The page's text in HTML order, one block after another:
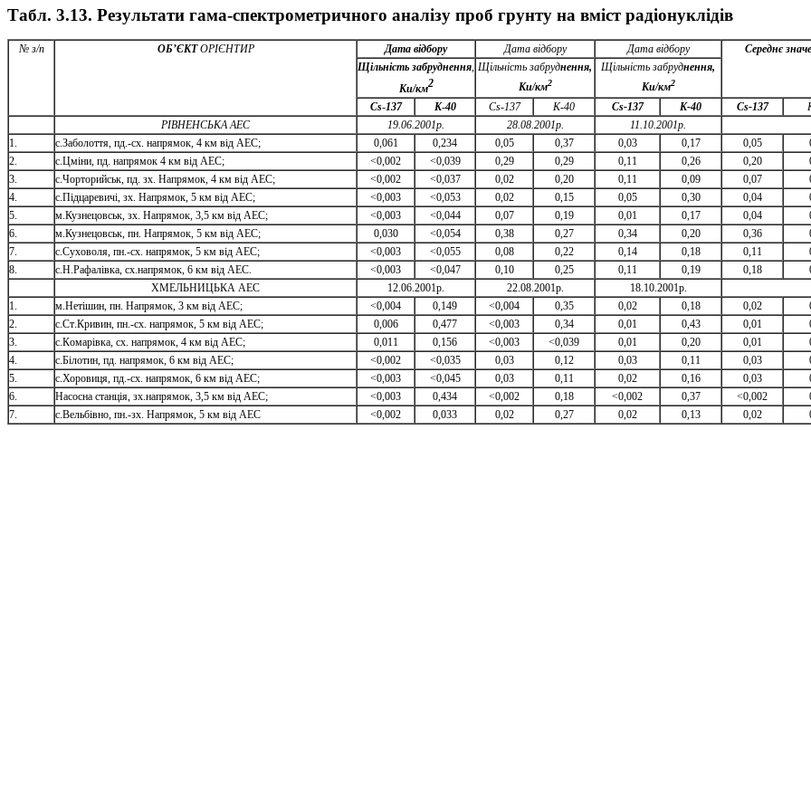
Табл. 3.13. Результати гама-спектрометричного аналізу проб грунту на вміст радіонуклідів
№ з/п ОБ’ЄКТОРІЄНТИР Дата відбору Дата відбору Дата відбору
Середнє
Щільність забруднення,
Кu/км2
Щільність забруднення,
Кu/км2
Щільність забруднення,
Кu/км2
Сs-137 K-40 Cs-137 K-40 Cs-137 K-40 Cs-137
РІВНЕНСЬКА АЕС
19.06.2001р. 28.08.2001р.
11.10.2001р.
1.
c.Заболоття, пд.-сх. напрямок, 4 км від АЕС; 0,061 0,234 0,05 0,37 0,03 0,17 0,05
2. c.Цміни, пд. напрямок 4 км від АЕС; <0,002 <0,039 0,29 0,29 0,11 0,26 0,20
3. c.Чорторийськ, пд. зх. Напрямок, 4 км від АЕС; <0,002 <0,037 0,02 0,20 0,11 0,09 0,07
4.
c.Підцаревичі, зх. Напрямок, 5 км від АЕС; <0,003 <0,053 0,02 0,15 0,05 0,30 0,04
5. м.Кузнецовськ, зх. Напрямок, 3,5 км від АЕС; <0,003 <0,044 0,07 0,19 0,01 0,17 0,04
6. м.Кузнецовськ, пн. Напрямок, 5 км від АЕС; 0,030 <0,054 0,38 0,27 0,34 0,20 0,36
7. с.Суховоля, пн.-сх. напрямок, 5 км від АЕС; <0,003 <0,055 0,08 0,22 0,14 0,18 0,11
8.
с.Н.Рафалівка, сх.напрямок, 6 км від АЕС. <0,003 <0,047 0,10 0,25 0,11 0,19 0,18
ХМЕЛЬНИЦЬКА АЕС
12.06.2001р. 22.08.2001р.
18.10.2001р.
1. м.Нетішин, пн. Напрямок, 3 км від АЕС; <0,004 0,149 <0,004 0,35 0,02 0,18 0,02
2. с.Ст.Кривин, пн.-сх. напрямок, 5 км від АЕС; 0,006 0,477 <0,003 0,34 0,01 0,43 0,01
3. с.Комарівка, сх. напрямок, 4 км від АЕС; 0,011 0,156 <0,003 <0,039 0,01 0,20 0,01
4.
c.Білотин, пд. напрямок, 6 км від АЕС; <0,002 <0,035 0,03 0,12 0,03 0,11 0,03
5. с.Хоровиця, пд.-сх. напрямок, 6 км від АЕС; <0,003 <0,045 0,03 0,11 0,02 0,16 0,03
6. Насосна станція, зх.напрямок, 3,5 км від АЕС; <0,003 0,434 <0,002 0,18 <0,002 0,37 <0,002
7. с.Вельбівно, пн.-зх. Напрямок, 5 км від АЕС <0,002 0,033 0,02 0,27 0,02 0,13 0,02